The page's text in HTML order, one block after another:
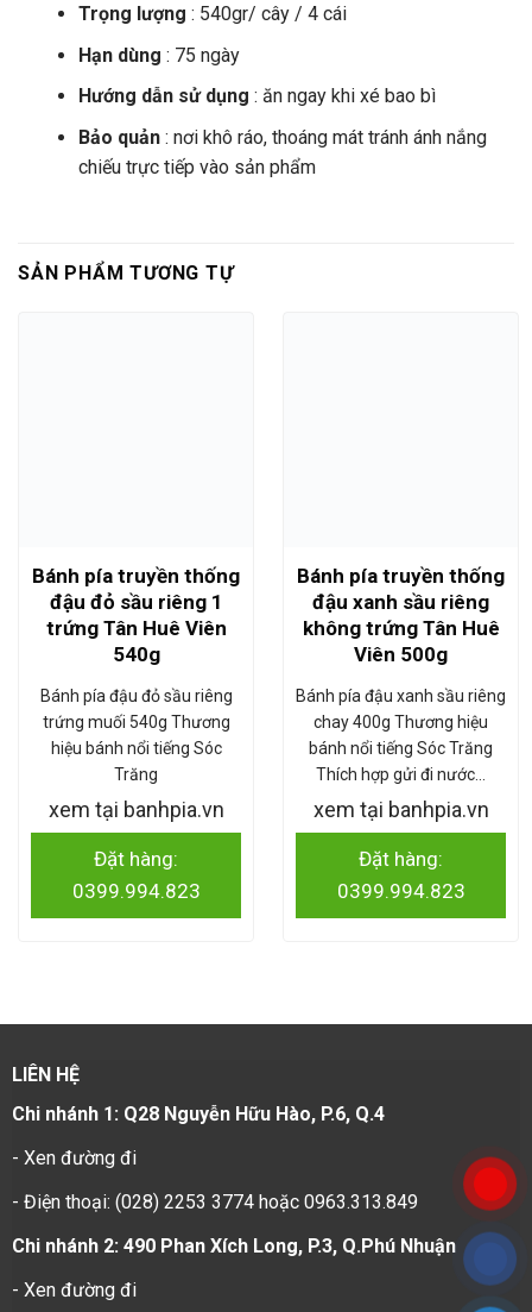
Trọng lượng : 540gr/ cây / 4 cái
Hạn dùng : 75 ngày
Hướng dẫn sử dụng : ăn ngay khi xé bao bì
Bảo quản: nơi khô ráo, thoáng mát tránh ánh nắng
chiếu trực tiếp vào sản phẩm
SẢN PHẨM TƯƠNG TỰ
Bánh pía truyền thống
đậu đỏ sầu riêng 1
trứng Tân Huê Viên
540g
Bánh pía đậu đỏ sầu riêng
trứng muối 540g Thương
hiệu bánh nổi tiếng Sóc
Trăng
xem tại banhpia.vn
Đặt hàng:
0399.994.823
Bánh pía truyền thống
đậu xanh sầu riêng
không trứng Tân Huê
Viên 500g
Bánh pía đậu xanh sầu riêng
chay 400g Thương hiệu
bánh nổi tiếng Sóc Trăng
Thích hợp gửi đi nước…
xem tại banhpia.vn
Đặt hàng:
0399.994.823
LIÊN HỆ
Chi nhánh 1: Q28 Nguyễn Hữu Hào, P.6, Q.4
- Xen đường đi
- Điện thoại: (028) 2253 3774 hoặc 0963.313.849
Chi nhánh 2: 490 Phan Xích Long, P.3, Q.Phú Nhuận
- Xen đường đi